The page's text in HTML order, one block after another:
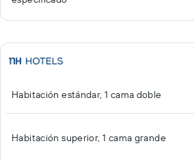
Habitación estándar, 1 cama doble
Habitación superior, 1 cama grande